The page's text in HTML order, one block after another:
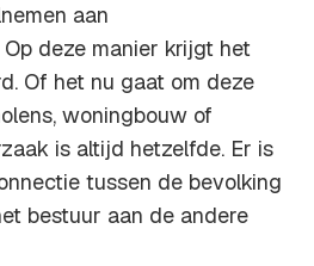
aan
deze manier krijgt het
Of het nu gaat om deze
woningbouw of
is altijd hetzelfde. Er is
tussen de bevolking
bestuur aan de andere